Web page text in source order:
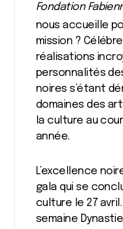
Fondation
nous accueille
mission ?
réalisations
personnalités
noires s’étant
domaines des
la culture au
année.
L’excellence
gala qui se
culture le 27 avril.
semaine